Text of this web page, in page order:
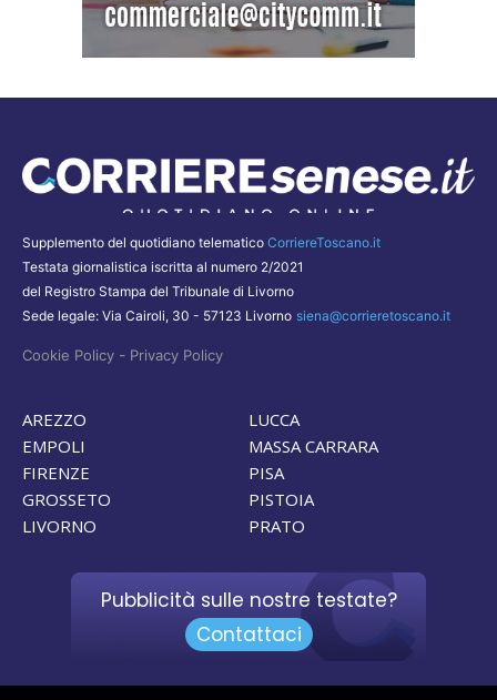
Supplemento del quotidiano telematico CorriereToscano.it
Testata giornalistica iscritta al numero 2/2021
del Registro Stampa del Tribunale di Livorno
Sede legale: Via Cairoli, 30 - 57123 Livorno siena@corrieretoscano.it
Cookie Policy - Privacy Policy
AREZZO
EMPOLI
FIRENZE
GROSSETO
LIVORNO
LUCCA
MASSA CARRARA
PISA
PISTOIA
PRATO
Pubblicità sulle nostre testate?
Contattaci